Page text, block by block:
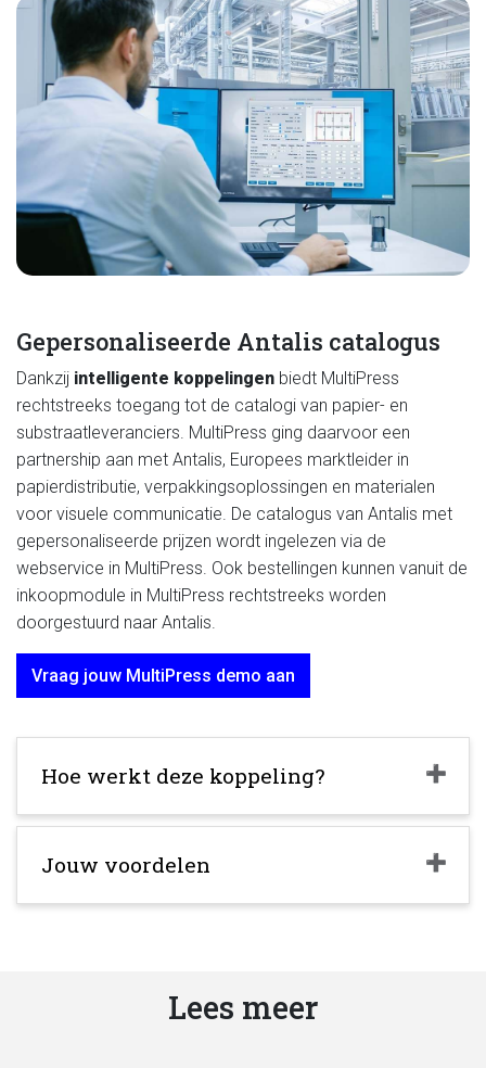
Gepersonaliseerde Antalis catalogus
Dankzij intelligente koppelingen biedt MultiPress
rechtstreeks toegang tot de catalogi van papier- en
substraatleveranciers. MultiPress ging daarvoor een
partnership aan met Antalis, Europees marktleider in
papierdistributie, verpakkingsoplossingen en materialen
voor visuele communicatie. De catalogus van Antalis met
gepersonaliseerde prijzen wordt ingelezen via de
webservice in MultiPress. Ook bestellingen kunnen vanuit de
inkoopmodule in MultiPress rechtstreeks worden
doorgestuurd naar Antalis.
Vraag jouw MultiPress demo aan
Hoe werkt deze koppeling?
Jouw voordelen
Lees meer